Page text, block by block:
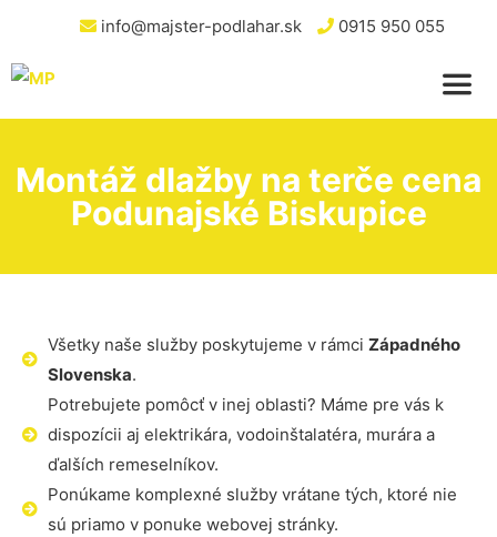
info@majster-podlahar.sk 0915 950 055
Montáž dlažby na terče cena
Podunajské Biskupice
Všetky naše služby poskytujeme v rámci Západného
Slovenska.
Potrebujete pomôcť v inej oblasti? Máme pre vás k
dispozícii aj elektrikára, vodoinštalatéra, murára a
ďalších remeselníkov.
Ponúkame komplexné služby vrátane tých, ktoré nie
sú priamo v ponuke webovej stránky.